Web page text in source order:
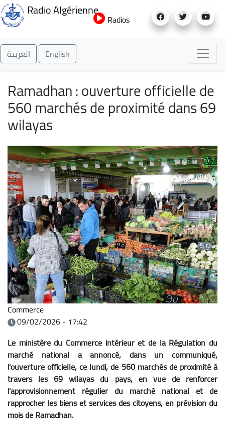
au
Radio Algérienne
Radios
العربية English
Ramadhan : ouverture officielle de
560 marchés de proximité dans 69
wilayas
Commerce
09/02/2026 - 17:42
Le ministère du Commerce intérieur et de la Régulation du
marché national a annoncé, dans un communiqué,
l'ouverture officielle, ce lundi, de 560 marchés de proximité à
travers les 69 wilayas du pays, en vue de renforcer
l'approvisionnement régulier du marché national et de
rapprocher les biens et services des citoyens, en prévision du
mois de Ramadhan.